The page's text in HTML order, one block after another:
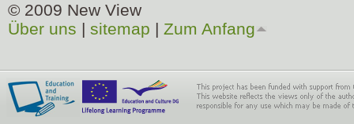
© 2009 New View
Über uns | sitemap | Zum Anfang